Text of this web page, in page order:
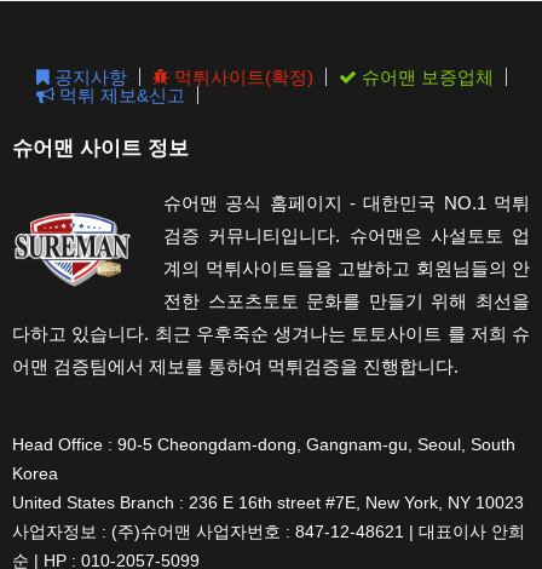
공지사항 먹튀사이트(확정)
슈어맨 보증업체
먹튀 제보&신고
슈어맨 사이트 정보
슈어맨 공식 홈페이지 - 대한민국 NO.1 먹튀
검증 커뮤니티입니다. 슈어맨은 사설토토 업
계의 먹튀사이트들을 고발하고 회원님들의 안
전한 스포츠토토 문화를 만들기 위해 최선을
다하고 있습니다. 최근 우후죽순 생겨나는 토토사이트 를 저희 슈
어맨 검증팀에서 제보를 통하여 먹튀검증을 진행합니다.
Head Office : 90-5 Cheongdam-dong, Gangnam-gu, Seoul, South
Korea
United States Branch : 236 E 16th street #7E, New York, NY 10023
사업자정보 : (주)슈어맨 사업자번호 : 847-12-48621 | 대표이사 안희
순 | HP : 010-2057-5099